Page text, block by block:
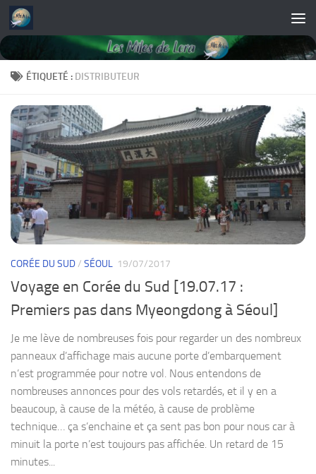
Skip to content
ÉTIQUETÉ : DISTRIBUTEUR
CORÉE DU SUD/ SÉOUL 19/07/2017
Voyage en Corée du Sud [19.07.17 :
Premiers pas dans Myeongdong à Séoul]
Je me lève de nombreuses fois pour regarder un des nombreux
panneaux d’affichage mais aucune porte d’embarquement
n’est programmée pour notre vol. Nous entendons de
nombreuses annonces pour des vols retardés, et il y en a
beaucoup, à cause de la météo, à cause de problème
technique… ça s’enchaine et ça sent pas bon pour nous car à
minuit la porte n’est toujours pas affichée. Un retard de 15
minutes...